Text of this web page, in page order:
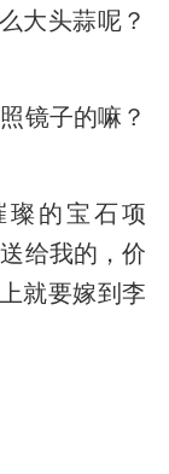
大头蒜呢？
镜子的嘛？
璨的宝石项
给我的，价
就要嫁到李